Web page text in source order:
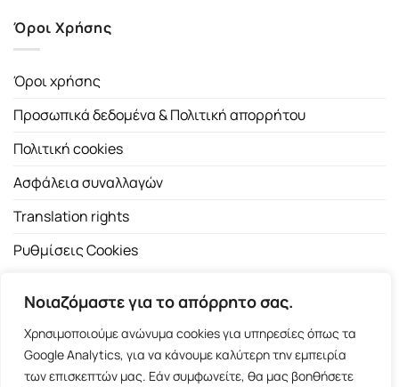
Νοιαζόμαστε για το απόρρητο σας.
Χρησιμοποιούμε ανώνυμα cookies για υπηρεσίες όπως τα
Google Analytics, για να κάνουμε καλύτερη την εμπειρία
των επισκεπτών μας. Εάν συμφωνείτε, θα μας βοηθήσετε
Όροι Χρήσης
Όροι χρήσης
Προσωπικά δεδομένα & Πολιτική απορρήτου
Πολιτική cookies
Ασφάλεια συναλλαγών
Translation rights
Ρυθμίσεις Cookies